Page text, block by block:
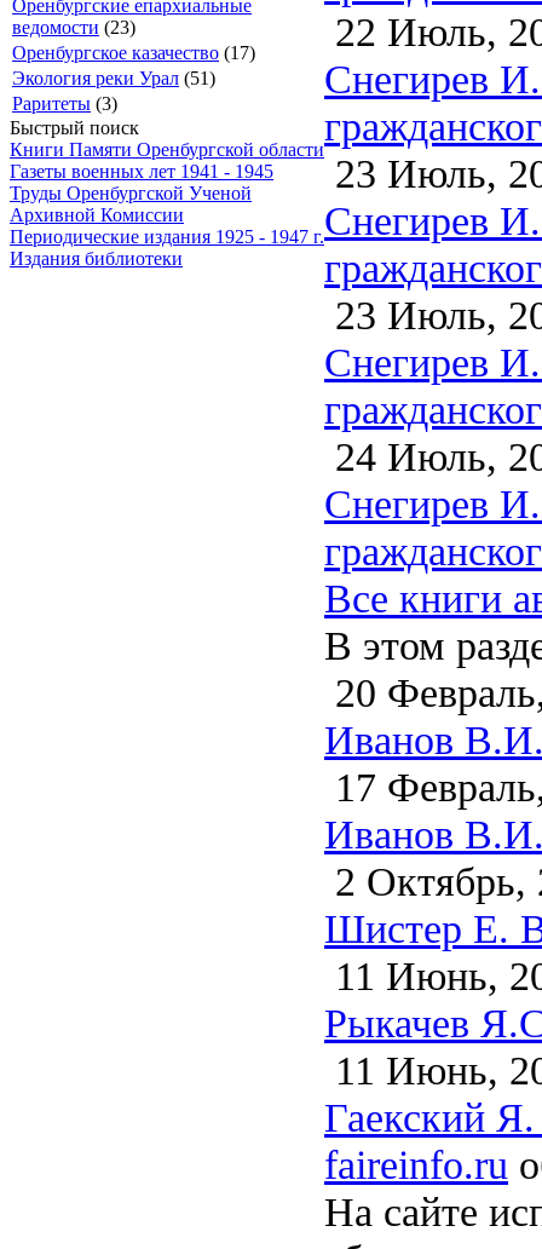
Оренбургские епархиальные
ведомости (23)
Оренбургское казачество (17)
Экология реки Урал (51)
Раритеты (3)
Быстрый поиск
Книги Памяти Оренбургской области
Газеты военных лет 1941 - 1945
Труды Оренбургской Ученой
Архивной Комиссии
Периодические издания 1925 - 1947 г.
Издания библиотеки
22 Июль,
Снегирев
23 Июль,
Снегирев
23 Июль,
Снегирев
24 Июль,
Снегирев
Все книги
В этом
20
Иванов
17
Иванов
2 Октябрь,
Шистер Е.
11 Июнь,
Рыкачев
11 Июнь,
Гаекский
faireinfo.ru
На сайте